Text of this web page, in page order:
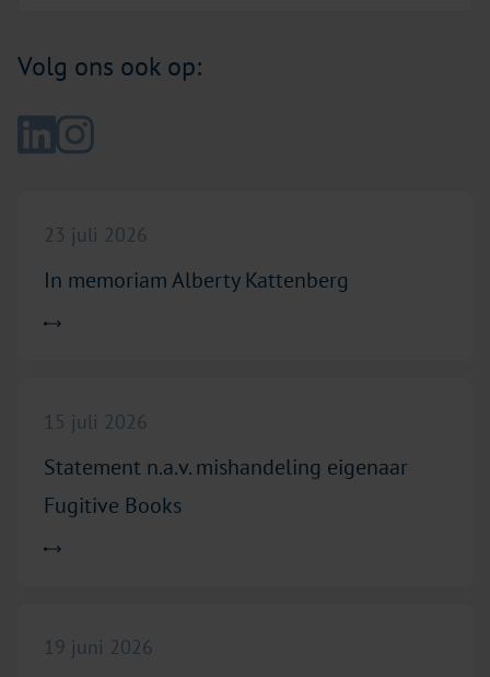
Volg ons ook op:
Bezoek LinkedIn pagina
Bezoek Instagram pagina
23 juli 2026
In memoriam Alberty Kattenberg
15 juli 2026
Statement n.a.v. mishandeling eigenaar
Fugitive Books
19 juni 2026